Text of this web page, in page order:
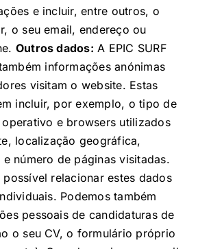
e incluir, entre outros, o
o seu email, endereço ou
Outros dados: A EPIC SURF
informações anónimas
visitam o website. Estas
incluir, por exemplo, o tipo de
e browsers utilizados
localização geográfica,
número de páginas visitadas.
relacionar estes dados
Podemos também
pessoais de candidaturas de
o seu CV, o formulário próprio